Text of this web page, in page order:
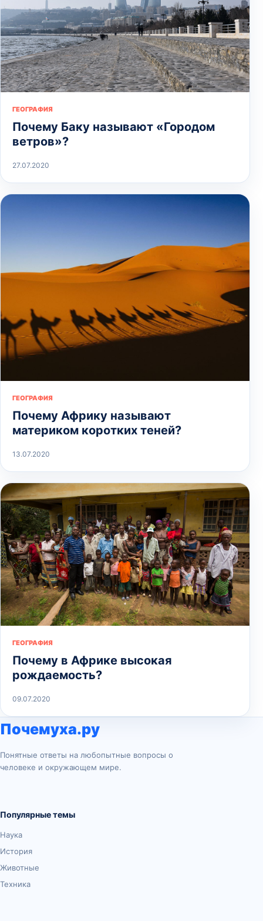
ГЕОГРАФИЯ
Почему Баку называют «Городом
ветров»?
27.07.2020
ГЕОГРАФИЯ
Почему Африку называют
материком коротких теней?
13.07.2020
ГЕОГРАФИЯ
Почему в Африке высокая
рождаемость?
09.07.2020
Почемуха.ру
Понятные ответы на любопытные вопросы о
человеке и окружающем мире.
Популярные темы
Наука
История
Животные
Техника